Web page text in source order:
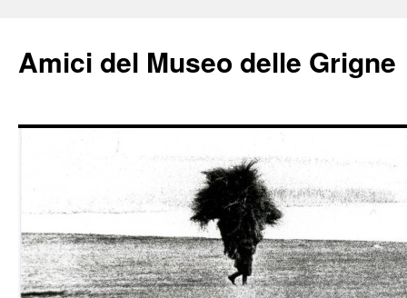
Amici del Museo delle Grigne